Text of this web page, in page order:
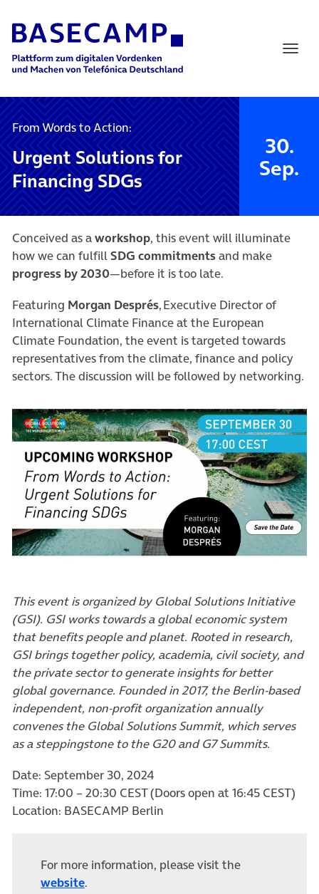
Main Navigation
From Words to Action:
Urgent Solutions for
Financing SDGs
30.
Sep.
Conceived as aworkshop, this event will illuminate
how we can fulfillSDG commitmentsand make
progress by 2030—before it is too late.
Featuring Morgan Després, Executive Director of
International Climate Finance at the European
Climate Foundation, the event is targeted towards
representatives from the climate, finance and policy
sectors. The discussion will be followed by networking.
This event is organized by Global Solutions Initiative
(GSI). GSI works towards a global economic system
that benefits people and planet. Rooted in research,
GSI brings together policy, academia, civil society, and
the private sector to generate insights for better
global governance. Founded in 2017, the Berlin-based
independent, non-profit organization annually
convenes the Global Solutions Summit, which serves
as a steppingstone to the G20 and G7 Summits.
Date: September 30, 2024
Time: 17:00 – 20:30 CEST (Doors open at 16:45 CEST)
Location: BASECAMP Berlin
For more information, please visit the
website(öffnet in neuem Tab)
.